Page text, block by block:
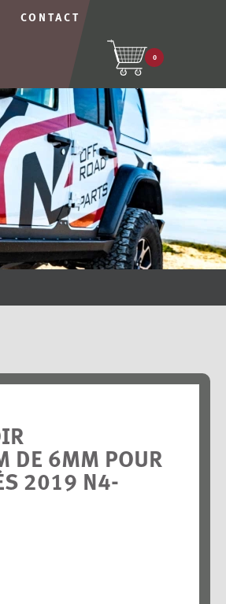
CONTACT
0
DE 6MM POUR
2019 N4-